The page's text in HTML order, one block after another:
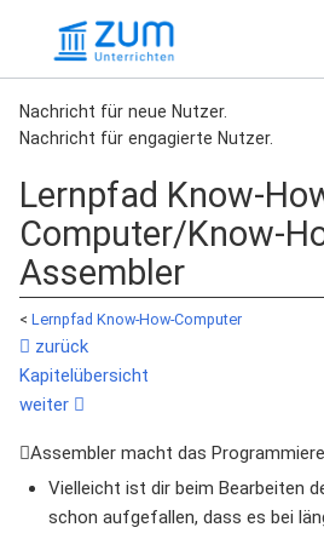
Nachricht für neue Nutzer.
Nachricht für engagierte Nutzer.
Lernpfad Know-
Computer/Know-
Assembler
< Lernpfad Know-How-Computer
zurück
Kapitelübersicht
weiter
Assembler macht das
Vielleicht ist dir beim Bearbeiten
schon aufgefallen, dass es bei